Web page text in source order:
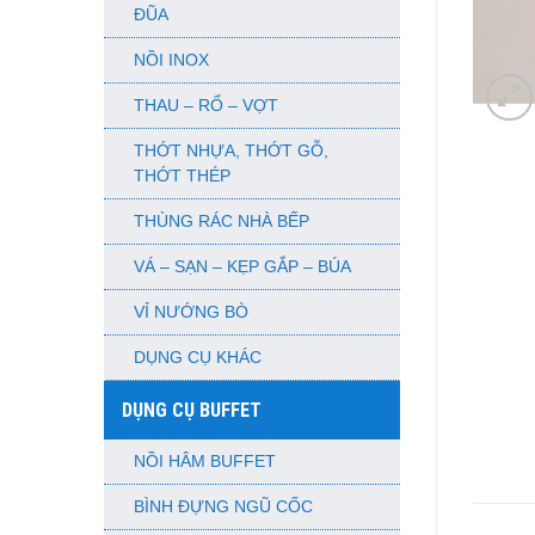
ĐŨA
NỒI INOX
THAU – RỔ – VỢT
THỚT NHỰA, THỚT GỖ,
THỚT THÉP
THÙNG RÁC NHÀ BẾP
VÁ – SẠN – KẸP GẮP – BÚA
VỈ NƯỚNG BÒ
DỤNG CỤ KHÁC
DỤNG CỤ BUFFET
NỒI HÂM BUFFET
BÌNH ĐỰNG NGŨ CỐC